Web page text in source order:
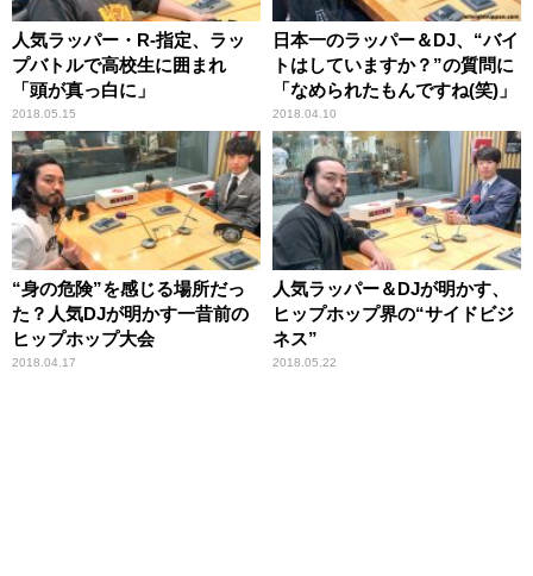
人気ラッパー・R-指定、ラッ
プバトルで高校生に囲まれ
「頭が真っ白に」
2018.05.15
日本一のラッパー＆DJ、“バイ
トはしていますか？”の質問に
「なめられたもんですね(笑)」
2018.04.10
“身の危険”を感じる場所だっ
た？人気DJが明かす一昔前の
ヒップホップ大会
2018.04.17
人気ラッパー＆DJが明かす、
ヒップホップ界の“サイドビジ
ネス”
2018.05.22